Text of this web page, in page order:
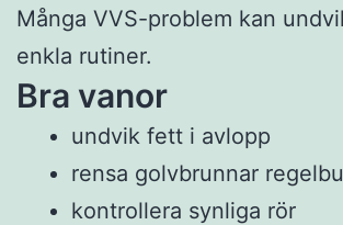
Många VVS-problem kan
enkla rutiner.
Bra vanor
undvik fett i avlopp
rensa golvbrunnar
kontrollera synliga rör